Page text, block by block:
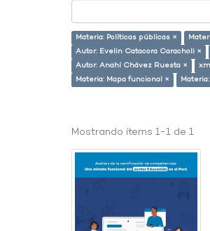
Materia: Políticas públicas ×
Autor: Evelin Catacora Caracholi ×
Autor: Anahí Chávez Ruesta ×
Materia: Mapa funcional ×
Mostrando ítems 1-1 de 1